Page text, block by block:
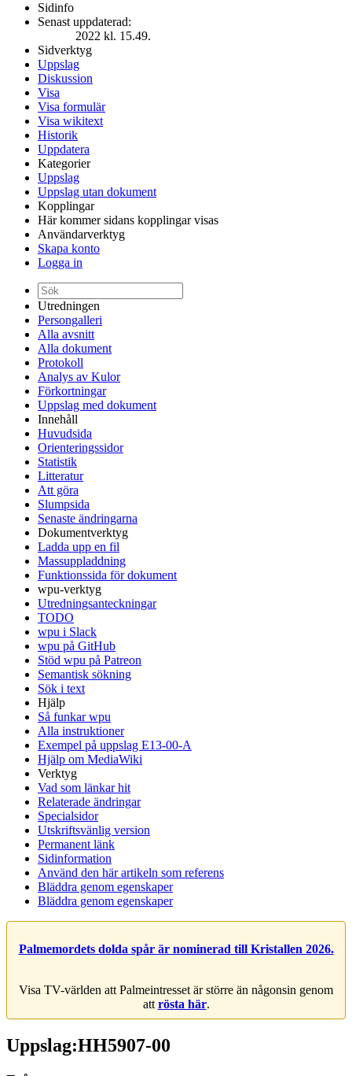
Sidinfo
Senast uppdaterad:
2022 kl. 15.49.
Sidverktyg
Uppslag
Diskussion
Visa
Visa formulär
Visa wikitext
Historik
Uppdatera
Kategorier
Uppslag
Uppslag utan dokument
Kopplingar
Här kommer sidans kopplingar visas
Användarverktyg
Skapa konto
Logga in
Utredningen
Persongalleri
Alla avsnitt
Alla dokument
Protokoll
Analys av Kulor
Förkortningar
Uppslag med dokument
Innehåll
Huvudsida
Orienteringssidor
Statistik
Litteratur
Att göra
Slumpsida
Senaste ändringarna
Dokumentverktyg
Ladda upp en fil
Massuppladdning
Funktionssida för dokument
wpu-verktyg
Utredningsanteckningar
TODO
wpu i Slack
wpu på GitHub
Stöd wpu på Patreon
Semantisk sökning
Sök i text
Hjälp
Så funkar wpu
Alla instruktioner
Exempel på uppslag E13-00-A
Hjälp om MediaWiki
Verktyg
Vad som länkar hit
Relaterade ändringar
Specialsidor
Utskriftsvänlig version
Permanent länk
Sidinformation
Använd den här artikeln som referens
Bläddra genom egenskaper
Bläddra genom egenskaper
Palmemordets dolda spår är nominerad till Kristallen 2026.
Visa TV-världen att Palmeintresset är större än någonsin genom
att rösta här.
Uppslag:HH5907-00